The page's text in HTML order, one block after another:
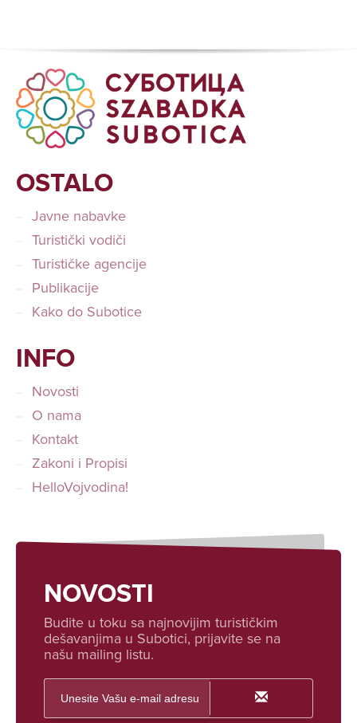
OSTALO
Javne nabavke
Turistički vodiči
Turističke agencije
Publikacije
Kako do Subotice
INFO
Novosti
O nama
Kontakt
Zakoni i Propisi
HelloVojvodina!
NOVOSTI
Budite u toku sa najnovijim turističkim
dešavanjima u Subotici, prijavite se na
našu mailing listu.